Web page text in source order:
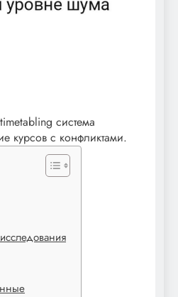
система
курсов с конфликтами.